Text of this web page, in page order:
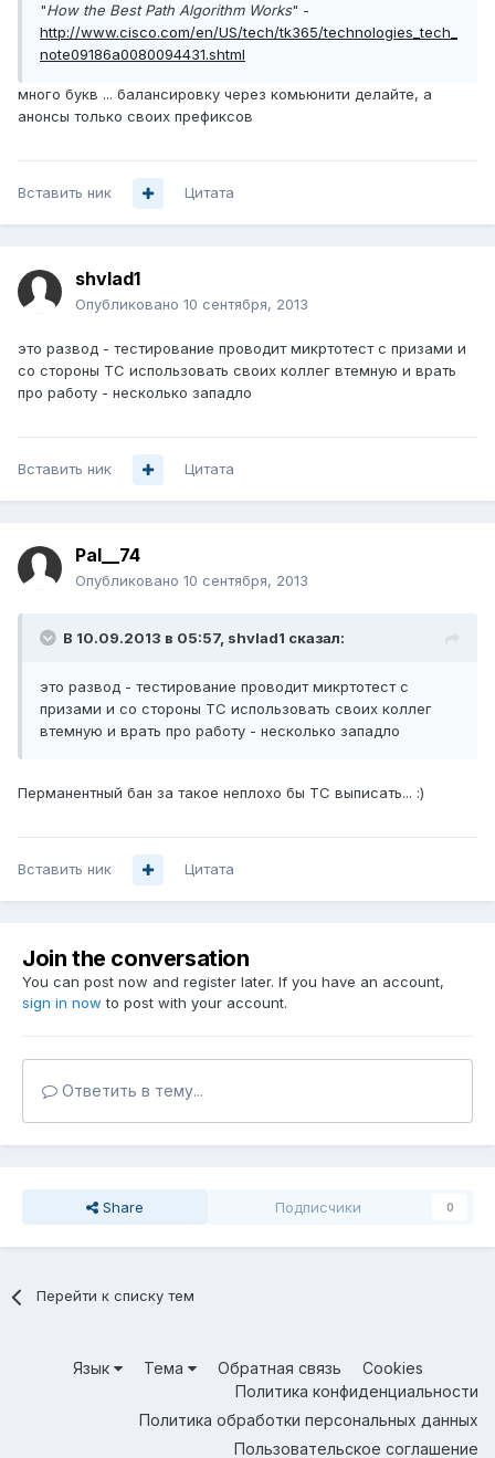
"How the Best Path Algorithm Works" -
http://www.cisco.com/en/US/tech/tk365/technologies_tech_
note09186a0080094431.shtml
много букв ... балансировку через комьюнити делайте, а
анонсы только своих префиксов
Вставить ник Цитата
shvlad1
Опубликовано 10 сентября, 2013
это развод - тестирование проводит микртотест с призами и
со стороны ТС использовать своих коллег втемную и врать
про работу - несколько западло
Вставить ник Цитата
Pal__74
Опубликовано 10 сентября, 2013
В 10.09.2013 в 05:57, shvlad1 сказал:
это развод - тестирование проводит микртотест с
призами и со стороны ТС использовать своих коллег
втемную и врать про работу - несколько западло
Перманентный бан за такое неплохо бы ТС выписать... :)
Вставить ник Цитата
Join the conversation
You can post now and register later. If you have an account,
sign in now to post with your account.
Ответить в тему...
Share Подписчики 0
Перейти к списку тем
Язык Тема Обратная связь
Cookies
Политика конфиденциальности
Политика обработки персональных данных
Пользовательское соглашение